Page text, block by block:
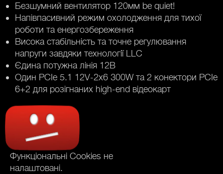
Безшумний вентилятор 120мм be quiet!
Напівпасивний режим охолодження для тихої
роботи та енергозбереження
Висока стабільність та точне регулювання
напруги завдяки технології LLC
Єдина потужна лінія 12В
Один PCIe 5.1 12V-2x6 300W та 2 конектори PCIe
6+2 для розігнаних high-end відеокарт
Функціональні Cookies не
налаштовані.